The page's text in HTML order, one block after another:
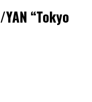
TUN/DELE/
“Tokyo